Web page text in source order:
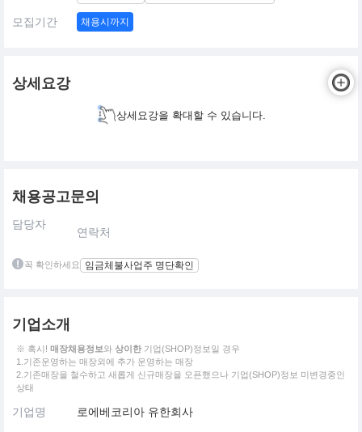
모집기간 채용시까지
상세요강
상세요강을 확대할 수 있습니다.
채용공고문의
담당자
연락처
꼭 확인하세요 임금체불사업주 명단확인
기업소개
※ 혹시! 매장채용정보와 상이한 기업(SHOP)정보일 경우
1.기존운영하는 매장외에 추가 운영하는 매장
2.기존매장을 철수하고 새롭게 신규매장을 오픈했으나 기업(SHOP)정보 미변경중인
상태
기업명 로에베코리아 유한회사